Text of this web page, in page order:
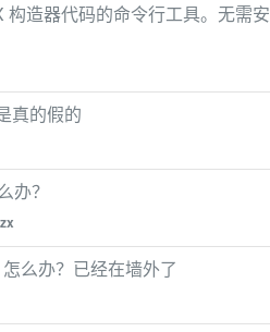
造器代码的命令行工具。无需安
真的假的
办？
么办？已经在墙外了